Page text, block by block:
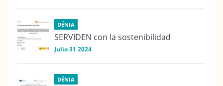
DÉNIA
SERVIDEN con la sostenibilidad
Julio 31 2024
DÉNIA